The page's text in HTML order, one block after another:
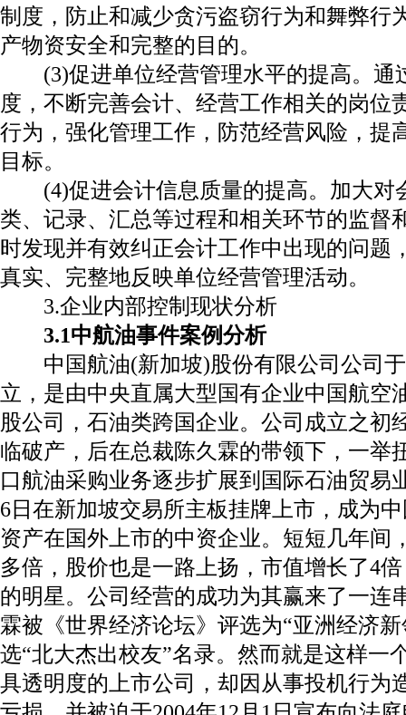
制度，防止和减少贪污盗窃行为和舞弊行
产物资安全和完整的目的。
(3)促进单位经营管理水平的提高。通
度，不断完善会计、经营工作相关的岗位
行为，强化管理工作，防范经营风险，提
目标。
(4)促进会计信息质量的提高。加大对
类、记录、汇总等过程和相关环节的监督
时发现并有效纠正会计工作中出现的问题
真实、完整地反映单位经营管理活动。
3.企业内部控制现状分析
3.1中航油事件案例分析
中国航油(新加坡)股份有限公司公司于
立，是由中央直属大型国有企业中国航空
股公司，石油类跨国企业。公司成立之初
临破产，后在总裁陈久霖的带领下，一举
口航油采购业务逐步扩展到国际石油贸易
6日在新加坡交易所主板挂牌上市，成为
资产在国外上市的中资企业。短短几年间
多倍，股价也是一路上扬，市值增长了4
的明星。公司经营的成功为其赢来了一连
霖被《世界经济论坛》评选为“亚洲经济
选“北大杰出校友”名录。然而就是这样一
具透明度的上市公司，却因从事投机行为